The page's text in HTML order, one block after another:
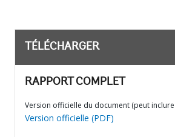
TÉLÉCHARGER
RAPPORT COMPLET
Version officielle du document (peut
Version officielle (PDF)